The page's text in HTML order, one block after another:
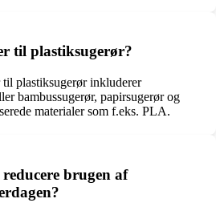
til plastiksugerør?
plastiksugerør inkluderer
bambussugerør, papirsugerør og
materialer som f.eks. PLA.
brugen af